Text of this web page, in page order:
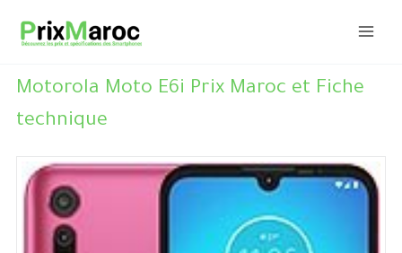
Motorola Moto E6i Prix Maroc et Fiche
technique